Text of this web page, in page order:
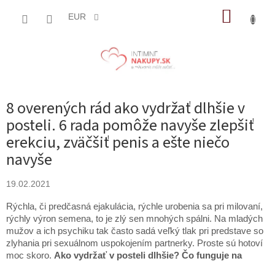
EUR
8 overených rád ako vydržať dlhšie v
posteli. 6 rada pomôže navyše zlepšiť
erekciu, zväčšiť penis a ešte niečo
navyše
19.02.2021
Rýchla, či predčasná ejakulácia, rýchle urobenia sa pri milovaní,
rýchly výron semena, to je zlý sen mnohých spálni. Na mladých
mužov a ich psychiku tak často sadá veľký tlak pri predstave so
zlyhania pri sexuálnom uspokojením partnerky. Proste sú hotoví
moc skoro. Ako vydržať v posteli dlhšie? Čo funguje na